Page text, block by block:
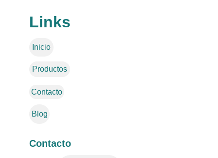
Contacto
Inicio
Links
Productos
Contacto
Blog